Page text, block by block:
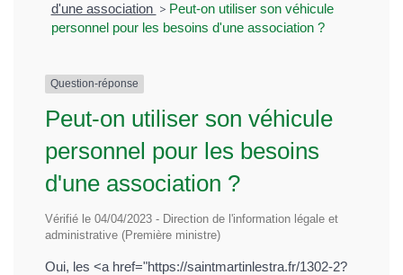
d'une association > Peut-on utiliser son véhicule
personnel pour les besoins d'une association ?
Question-réponse
Peut-on utiliser son véhicule
personnel pour les besoins
d'une association ?
Vérifié le 04/04/2023 - Direction de l'information légale et
administrative (Première ministre)
Oui, les <a href="https://saintmartinlestra.fr/1302-2?